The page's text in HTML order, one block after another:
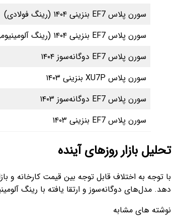
سورن پلاس EF7 بنزینی ۱۴۰۴ (رینگ فولادی)
سورن پلاس EF7 بنزینی ۱۴۰۴ (رینگ آلومینیومی)
سورن پلاس EF7 دوگانه‌سوز ۱۴۰۴
سورن پلاس XU7P بنزینی ۱۴۰۳
سورن پلاس EF7 دوگانه‌سوز ۱۴۰۳
سورن پلاس EF7 بنزینی ۱۴۰۳
تحلیل بازار روزهای آینده
با توجه به اختلاف قابل توجه بین قیمت کارخانه و
دهد. مدل‌های دوگانه‌سوز و ارتقا یافته با رینگ
نوشته های مشابه